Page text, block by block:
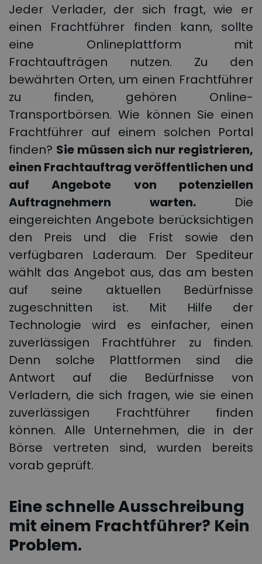
Jeder Verlader, der sich fragt, wie er
einen Frachtführer finden kann, sollte
eine Onlineplattform mit
Frachtaufträgen nutzen. Zu den
bewährten Orten, um einen Frachtführer
zu finden, gehören Online-
Transportbörsen. Wie können Sie einen
Frachtführer auf einem solchen Portal
finden? Sie müssen sich nur registrieren,
einen Frachtauftrag veröffentlichen und
auf Angebote von potenziellen
Auftragnehmern warten.Die
eingereichten Angebote berücksichtigen
den Preis und die Frist sowie den
verfügbaren Laderaum. Der Spediteur
wählt das Angebot aus, das am besten
auf seine aktuellen Bedürfnisse
zugeschnitten ist. Mit Hilfe der
Technologie wird es einfacher, einen
zuverlässigen Frachtführer zu finden.
Denn solche Plattformen sind die
Antwort auf die Bedürfnisse von
Verladern, die sich fragen, wie sie einen
zuverlässigen Frachtführer finden
können. Alle Unternehmen, die in der
Börse vertreten sind, wurden bereits
vorab geprüft.
Eine schnelle Ausschreibung
mit einem Frachtführer? Kein
Problem.